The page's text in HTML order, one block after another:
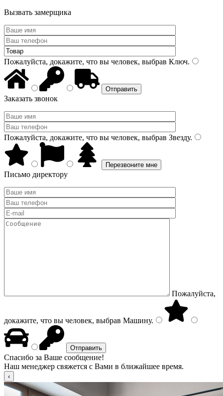
Вызвать замерщика
Пожалуйста, докажите, что вы человек, выбрав Ключ.
Заказать звонок
Пожалуйста, докажите, что вы человек, выбрав Звезду.
Письмо директору
Пожалуйста,
докажите, что вы человек, выбрав Машину.
Спасибо за Ваше сообщение!
Наш менеджер свяжется с Вами в ближайшее время.